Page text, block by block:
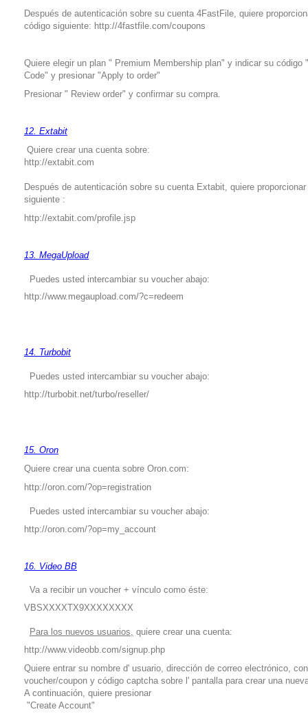
Después de autenticación sobre su cuenta 4FastFile, quiere
código siguiente: http://4fastfile.com/coupons
Quiere elegir un plan " Premium Membership plan" y indicar su código
Code" y presionar "Apply to order"
Presionar " Review order" y confirmar su compra.
12. Extabit
Quiere crear una cuenta sobre:
http://extabit.com
Después de autenticación sobre su cuenta Extabit, quiere
siguiente :
http://extabit.com/profile.jsp
13. MegaUpload
Puedes usted intercambiar su voucher abajo:
http://www.megaupload.com/?c=redeem
14. Turbobit
Puedes usted intercambiar su voucher abajo:
http://turbobit.net/turbo/reseller/
15. Oron
Quiere crear una cuenta sobre Oron.com:
http://oron.com/?op=registration
Puedes usted intercambiar su voucher abajo:
http://oron.com/?op=my_account
16. Video BB
Va a recibir un voucher + vínculo como éste:
VBSXXXXTX9XXXXXXXX
Para los nuevos usuarios, quiere crear una cuenta:
http://www.videobb.com/signup.php
Quiere entrar su nombre d' usuario, dirección de correo electrónico,
voucher/coupon y código captcha sobre l' pantalla para crear una
A continuación, quiere presionar
"Create Account"